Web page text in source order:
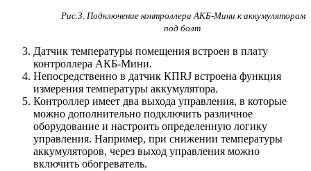
Рис.3. Подключение контроллера АКБ-Мини к аккумуляторам
под болт
Датчик температуры помещения встроен в плату
контроллера АКБ-Мини.
Непосредственно в датчик КПRJ встроена функция
измерения температуры аккумулятора.
Контроллер имеет два выхода управления, в которые
можно дополнительно подключить различное
оборудование и настроить определенную логику
управления. Например, при снижении температуры
аккумуляторов, через выход управления можно
включить обогреватель.